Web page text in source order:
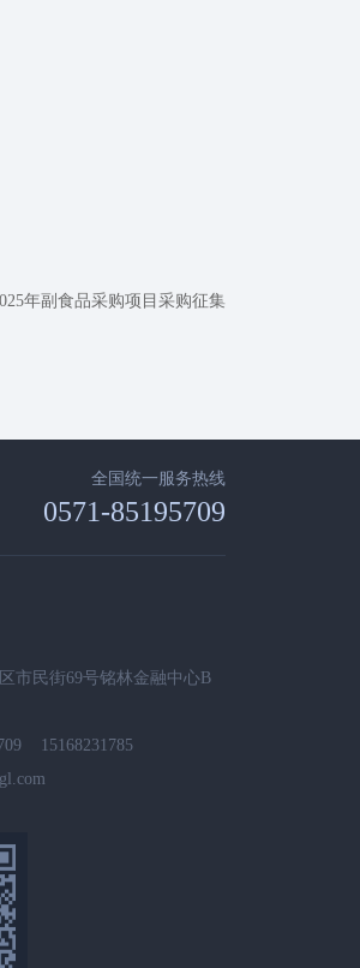
年副食品采购项目采购征集
全国统一服务热线
0571-85195709
市民街69号铭林金融中心B
15168231785